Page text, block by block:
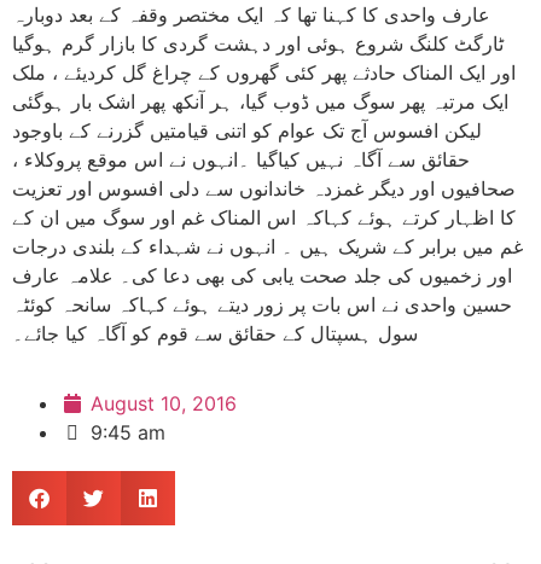
عارف واحدی کا کہنا تھا کہ ایک مختصر وقفہ کے بعد دوبارہ
ٹارگٹ کلنگ شروع ہوئی اور دہشت گردی کا بازار گرم ہوگیا
اور ایک المناک حادثے پھر کئی گھروں کے چراغ گل کردیئے ، ملک
ایک مرتبہ پھر سوگ میں ڈوب گیا، ہر آنکھ پھر اشک بار ہوگئی
لیکن افسوس آج تک عوام کو اتنی قیامتیں گزرنے کے باوجود
حقائق سے آگاہ نہیں کیاگیا ۔انہوں نے اس موقع پروکلاء ،
صحافیوں اور دیگر غمزدہ خاندانوں سے دلی افسوس اور تعزیت
کا اظہار کرتے ہوئے کہاکہ اس المناک غم اور سوگ میں ان کے
غم میں برابر کے شریک ہیں ۔ انہوں نے شہداء کے بلندی درجات
اور زخمیوں کی جلد صحت یابی کی بھی دعا کی۔ علامہ عارف
حسین واحدی نے اس بات پر زور دیتے ہوئے کہاکہ سانحہ کوئٹہ
سول ہسپتال کے حقائق سے قوم کو آگاہ کیا جائے۔
August 10, 2016
9:45 am